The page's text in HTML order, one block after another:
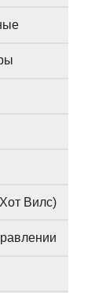
Вилс)